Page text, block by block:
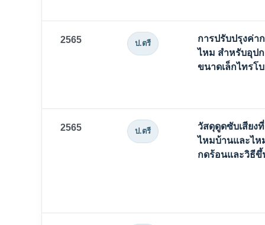
2565 ป.ตรี
การปรับปรุงค่า
ไหม สำหรับอุป
ขนาดเล็กไทรโ
2565 ป.ตรี
วัสดุดูดซับเสียง
ไหมบ้านและไห
กดร้อนและวิธีขึ้